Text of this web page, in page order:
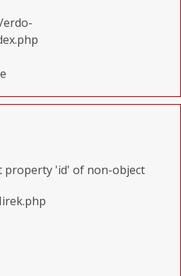
erdo-
property 'id' of non-object